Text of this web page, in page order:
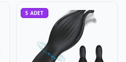
5 ADET